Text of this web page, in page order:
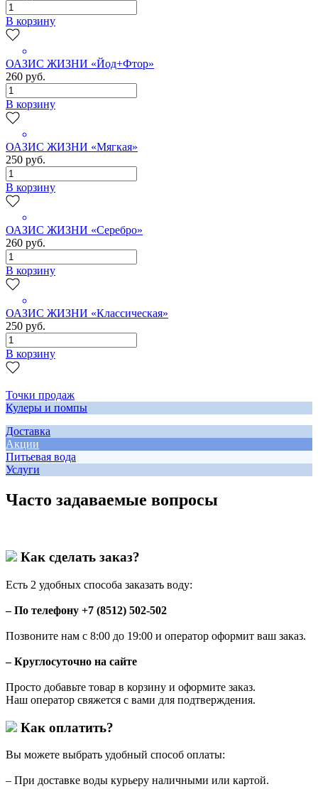
В корзину
ОАЗИС ЖИЗНИ «Йод+Фтор»
260 руб.
В корзину
ОАЗИС ЖИЗНИ «Мягкая»
250 руб.
В корзину
ОАЗИС ЖИЗНИ «Серебро»
260 руб.
В корзину
ОАЗИС ЖИЗНИ «Классическая»
250 руб.
В корзину
Точки продаж
Кулеры и помпы
Доставка
Акции
Питьевая вода
Услуги
Часто задаваемые вопросы
Как сделать заказ?
Есть 2 удобных способа заказать воду:
– По телефону +7 (8512) 502-502
Позвоните нам с 8:00 до 19:00 и оператор оформит ваш заказ.
– Круглосуточно на сайте
Просто добавьте товар в корзину и оформите заказ.
Наш оператор свяжется с вами для подтверждения.
Как оплатить?
Вы можете выбрать удобный способ оплаты:
– При доставке воды курьеру наличными или картой.